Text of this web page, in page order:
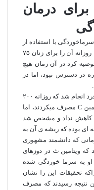
درمان
با استفاده از
مصرف ویتامین C منتشر کرد که مصرف روزانه آن را برای زنان ۷۵
۹۰ میلی گرم توصیه کرد در آن زمان هیچ
در دسترس نبود، اما در
۲۹ بررسی و تجزیه و تحلیل بین ۱۱/۳۰۶ فرد انجام شد که روزانه ۲۰۰
میلی گرم یا حتی کمی بیشتر مکمل ویتامین C مصرف میکردند، اما
کاهش نداد و مشخص شد
ای بوده که ریشه‌ ی آن به
گردد؛ زمانی که دانشمند مشهوری
که ویتامین ث در دوز‌های
او به سرما خوردگی شده
تحقیقات این را نشان
نتیجه رسیدند که مصرف